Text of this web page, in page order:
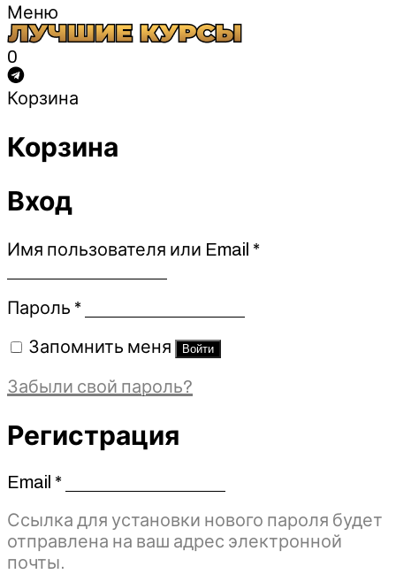
Меню
0
Корзина
Корзина
Вход
Имя пользователя или Email *Обязательно
Пароль *Обязательно
Запомнить меня Войти
Забыли свой пароль?
Регистрация
Email *Обязательно
Ссылка для установки нового пароля будет
отправлена ​​на ваш адрес электронной
почты.